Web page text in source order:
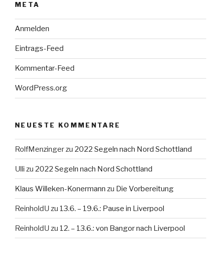
META
Anmelden
Eintrags-Feed
Kommentar-Feed
WordPress.org
NEUESTE KOMMENTARE
RolfMenzingerzu 2022 Segeln nach Nord Schottland
Ulli zu 2022 Segeln nach Nord Schottland
Klaus Willeken-Konermann zu Die Vorbereitung
ReinholdU zu 13.6. – 19.6.: Pause in Liverpool
ReinholdU zu 12. – 13.6.: von Bangor nach Liverpool